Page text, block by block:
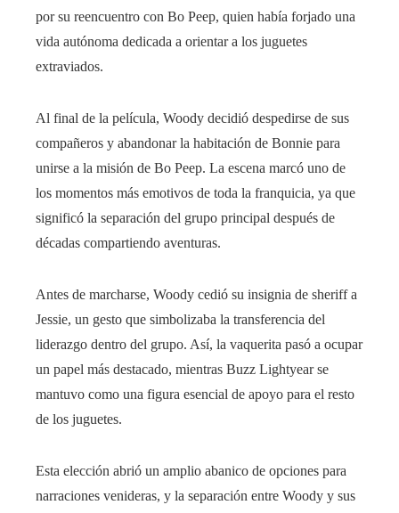
por su reencuentro con Bo Peep, quien había forjado una
vida autónoma dedicada a orientar a los juguetes
extraviados.
Al final de la película, Woody decidió despedirse de sus
compañeros y abandonar la habitación de Bonnie para
unirse a la misión de Bo Peep. La escena marcó uno de
los momentos más emotivos de toda la franquicia, ya que
significó la separación del grupo principal después de
décadas compartiendo aventuras.
Antes de marcharse, Woody cedió su insignia de sheriff a
Jessie, un gesto que simbolizaba la transferencia del
liderazgo dentro del grupo. Así, la vaquerita pasó a ocupar
un papel más destacado, mientras Buzz Lightyear se
mantuvo como una figura esencial de apoyo para el resto
de los juguetes.
Esta elección abrió un amplio abanico de opciones para
narraciones venideras, y la separación entre Woody y sus